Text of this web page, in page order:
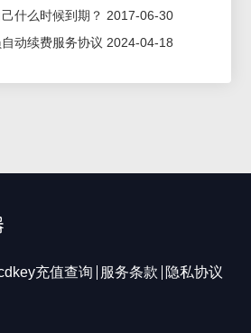
什么时候到期？ 2017-06-30
动续费服务协议 2024-04-18
充值查询 服务条款
隐私协议